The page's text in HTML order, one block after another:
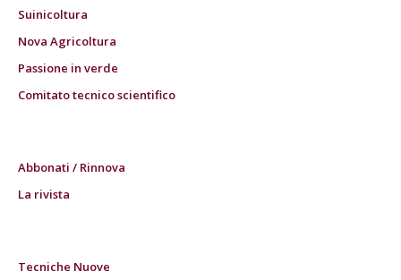
Suinicoltura
Nova Agricoltura
Passione in verde
Comitato tecnico scientifico
Abbonati / Rinnova
La rivista
Tecniche Nuove